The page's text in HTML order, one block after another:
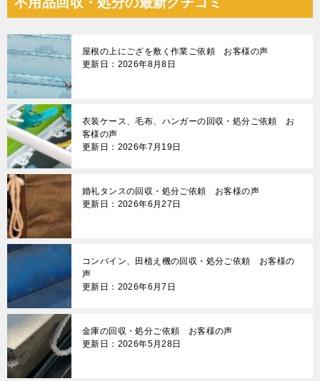
ビ
ゲ
ー
シ
ョ
ン
屋根の上にござを敷く作業ご依頼 お客様の声
更新日：2026年8月8日
衣装ケース、毛布、ハンガーの回収・処分ご依頼 お
客様の声
更新日：2026年7月19日
婚礼タンスの回収・処分ご依頼 お客様の声
更新日：2026年6月27日
コンバイン、田植え機の回収・処分ご依頼 お客様の
声
更新日：2026年6月7日
金庫の回収・処分ご依頼 お客様の声
更新日：2026年5月28日